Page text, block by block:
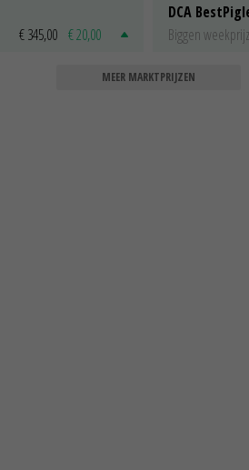
€ 345,00 € 20,00
DCA
Biggen
MEER MARKTPRIJZEN